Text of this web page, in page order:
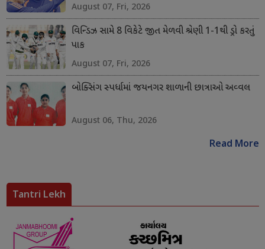
August 07, Fri, 2026
વિન્ડિઝ સામે 8 વિકેટે જીત મેળવી શ્રેણી 1-1થી ડ્રો કરતું
પાક
August 07, Fri, 2026
બોક્સિંગ સ્પર્ધામાં જયનગર શાળાની છાત્રાઓ અવ્વલ
August 06, Thu, 2026
Read More
Tantri Lekh